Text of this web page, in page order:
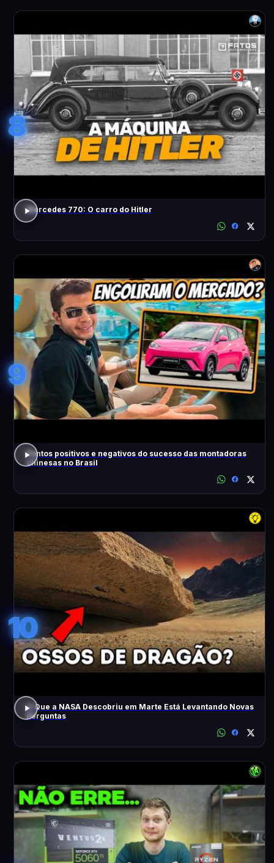
8
Mercedes 770: O carro do Hitler
9
Pontos positivos e negativos do sucesso das montadoras
chinesas no Brasil
10
O Que a NASA Descobriu em Marte Está Levantando Novas
Perguntas